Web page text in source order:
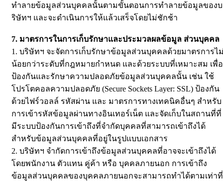
ทำลายข้อมูลส่วนบุคคลนั้นตามขั้นตอนการทำลายข้อมูลของบ
ริษัทฯ และจะดำเนินการให้แล้วเสร็จโดยไม่ชักช้า
7. มาตรการในการเก็บรักษาและประมวลผลข้อมูล ส่วนบุคคล
1. บริษัทฯ จะจัดการเก็บรักษาข้อมูลส่วนบุคคลด้วยมาตรการไ
น้อยกว่าระดับที่กฎหมายกำหนด และด้วยระบบที่เหมาะสม เพื่อ
ป้องกันและรักษาความปลอดภัยข้อมูลส่วนบุคคลนั้น เช่น ใช้
โปรโตคอลความปลอดภัย (Secure Sockets Layer: SSL) ป้องกัน
ด้วยไฟร์วอลล์ รหัสผ่าน และ มาตรการทางเทคนิคอื่นๆ สำหรับ
การเข้ารหัสข้อมูลผ่านทางอินเทอร์เน็ต และจัดเก็บในสถานที่ที่
มีระบบป้องกันการเข้าถึงที่จำกัดบุคคลที่สามารถเข้าถึงได้
สำหรับข้อมูลส่วนบุคคลที่อยู่ในรูปแบบเอกสาร
2. บริษัทฯ จำกัดการเข้าถึงข้อมูลส่วนบุคคลที่อาจจะเข้าถึงได้
โดยพนักงาน ตัวแทน คู่ค้า หรือ บุคคลภายนอก การเข้าถึง
ข้อมูลส่วนบุคคลของบุคคลภายนอกจะสามารถทำได้ตามเท่าที่